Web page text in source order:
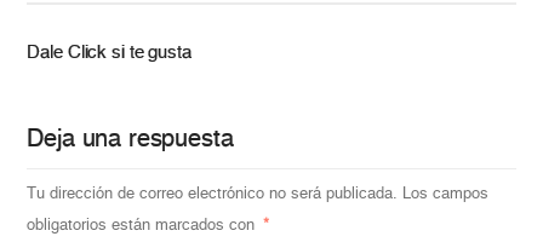
Dale Click si te gusta
Deja una respuesta
Tu dirección de correo electrónico no será publicada. Los campos
obligatorios están marcados con *